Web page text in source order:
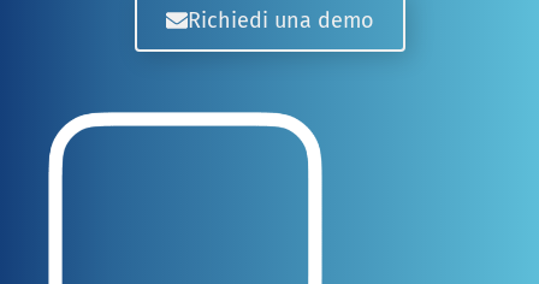
Richiedi una demo